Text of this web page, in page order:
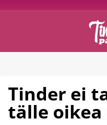
Tinder ei
tälle oikea